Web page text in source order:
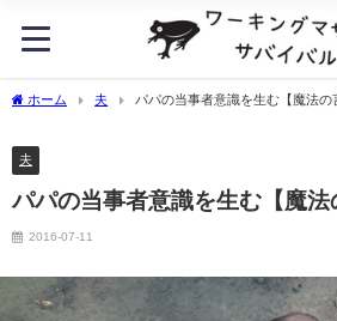
ホーム 夫 パパの当事者意識を生む【魔法の
夫
パパの当事者意識を生む【魔法
2016-07-11